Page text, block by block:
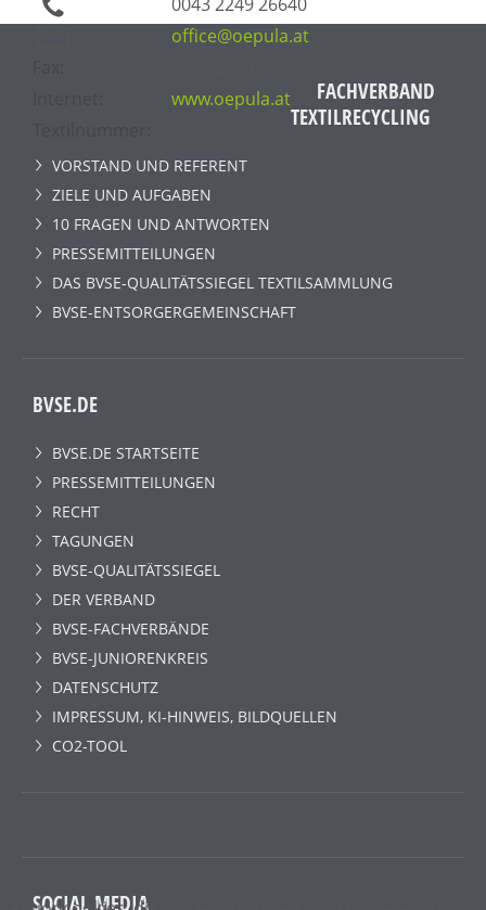
office@oepula.at
www.oepula.at
FACHVERBAND
TEXTILRECYCLING
VORSTAND UND REFERENT
ZIELE UND AUFGABEN
10 FRAGEN UND ANTWORTEN
PRESSEMITTEILUNGEN
DAS BVSE-QUALITÄTSSIEGEL TEXTILSAMMLUNG
BVSE-ENTSORGERGEMEINSCHAFT
BVSE.DE
BVSE.DE STARTSEITE
PRESSEMITTEILUNGEN
RECHT
TAGUNGEN
BVSE-QUALITÄTSSIEGEL
DER VERBAND
BVSE-FACHVERBÄNDE
BVSE-JUNIORENKREIS
DATENSCHUTZ
IMPRESSUM, KI-HINWEIS, BILDQUELLEN
CO2-TOOL
SOCIAL MEDIA